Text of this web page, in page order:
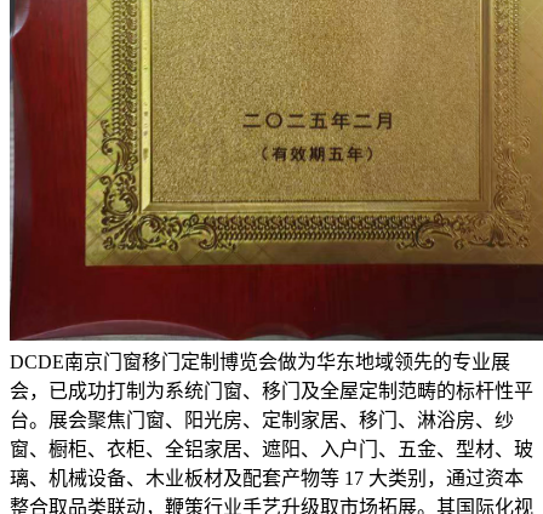
DCDE南京门窗移门定制博览会做为华东地域领先的专业展
会，已成功打制为系统门窗、移门及全屋定制范畴的标杆性平
台。展会聚焦门窗、阳光房、定制家居、移门、淋浴房、纱
窗、橱柜、衣柜、全铝家居、遮阳、入户门、五金、型材、玻
璃、机械设备、木业板材及配套产物等 17 大类别，通过资本
整合取品类联动，鞭策行业手艺升级取市场拓展。其国际化视